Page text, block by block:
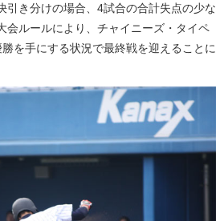
引き分けの場合、4試合の合計失点の少な
会ルールにより、チャイニーズ・タイペ
を手にする状況で最終戦を迎えることに